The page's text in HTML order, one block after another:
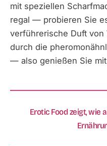
mit speziellen
regal — probieren Sie
verführerische Duft von
durch die
— also genießen Sie
Erotic Food zeigt, wie